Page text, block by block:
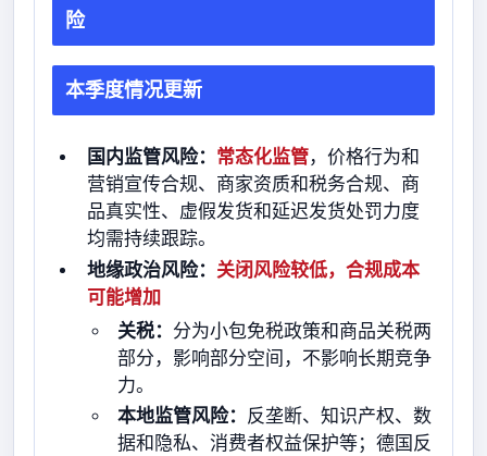
险
本季度情况更新
国内监管风险： 常态化监管，价格行为和
营销宣传合规、商家资质和税务合规、商
品真实性、虚假发货和延迟发货处罚力度
均需持续跟踪。
地缘政治风险： 关闭风险较低，合规成本
可能增加
关税： 分为小包免税政策和商品关税两
部分，影响部分空间，不影响长期竞争
力。
本地监管风险： 反垄断、知识产权、数
据和隐私、消费者权益保护等；德国反